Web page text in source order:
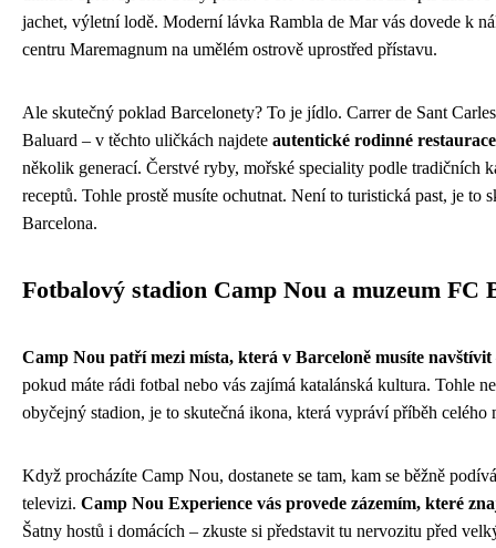
jachet, výletní lodě. Moderní lávka Rambla de Mar vás dovede k
centru Maremagnum na umělém ostrově uprostřed přístavu.
Ale skutečný poklad Barcelonety? To je jídlo. Carrer de Sant
Baluard – v těchto uličkách najdete autentické rodinné restaurace
několik generací. Čerstvé ryby, mořské speciality podle tradičních
receptů. Tohle prostě musíte ochutnat. Není to turistická past, je to
Barcelona.
Fotbalový stadion Camp Nou a muzeum FC
Camp Nou patří mezi místa, která v Barceloně musíte navštívit
pokud máte rádi fotbal nebo vás zajímá katalánská kultura. Tohle
obyčejný stadion, je to skutečná ikona, která vypráví příběh celého
Když procházíte Camp Nou, dostanete se tam, kam se běžně
televizi. Camp Nou Experience vás provede zázemím, které
Šatny hostů i domácích – zkuste si představit tu nervozitu před